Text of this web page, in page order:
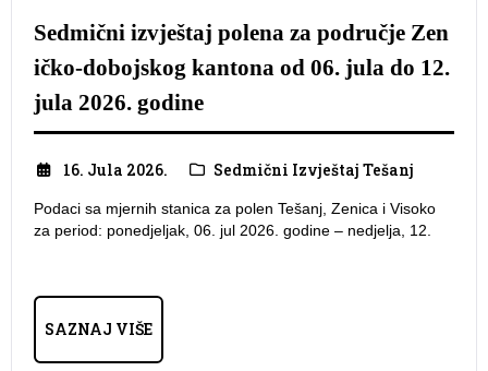
Sedmični izvještaj polena za područje Zen
ičko-dobojskog kantona od 06. jula do 12.
jula 2026. godine
16. Jula 2026. Sedmični Izvještaj Tešanj
Podaci sa mjernih stanica za polen Tešanj, Zenica i Visoko
za period: ponedjeljak, 06. jul 2026. godine – nedjelja, 12.
SAZNAJ VIŠE